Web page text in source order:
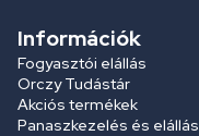
Információk
Fogyasztói elállás
Orczy Tudástár
Akciós termékek
Panaszkezelés és elállás